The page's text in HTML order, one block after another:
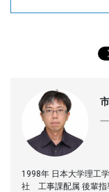
1998年 日本大学理工
社 工事課配属 後輩指